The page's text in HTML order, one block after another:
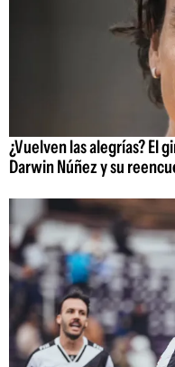
¿Vuelven las alegrías? El
Darwin Núñez y su